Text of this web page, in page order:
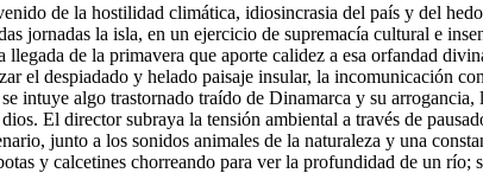
de la hostilidad climática, idiosincrasia del país y del
jornadas la isla, en un ejercicio de supremacía cultural e
llegada de la primavera que aporte calidez a esa orfandad
el despiadado y helado paisaje insular, la incomunicación
intuye algo trastornado traído de Dinamarca y su
El director subraya la tensión ambiental a través de
junto a los sonidos animales de la naturaleza y una
y calcetines chorreando para ver la profundidad de un